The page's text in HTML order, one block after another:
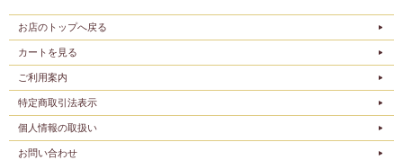
お店のトップへ戻る
カートを見る
ご利用案内
特定商取引法表示
個人情報の取扱い
お問い合わせ